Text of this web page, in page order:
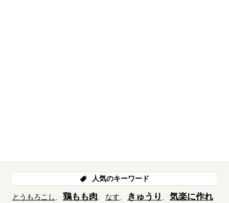
人気のキーワード
とうもろこし 鶏もも肉 なす きゅうり
気楽に作れ